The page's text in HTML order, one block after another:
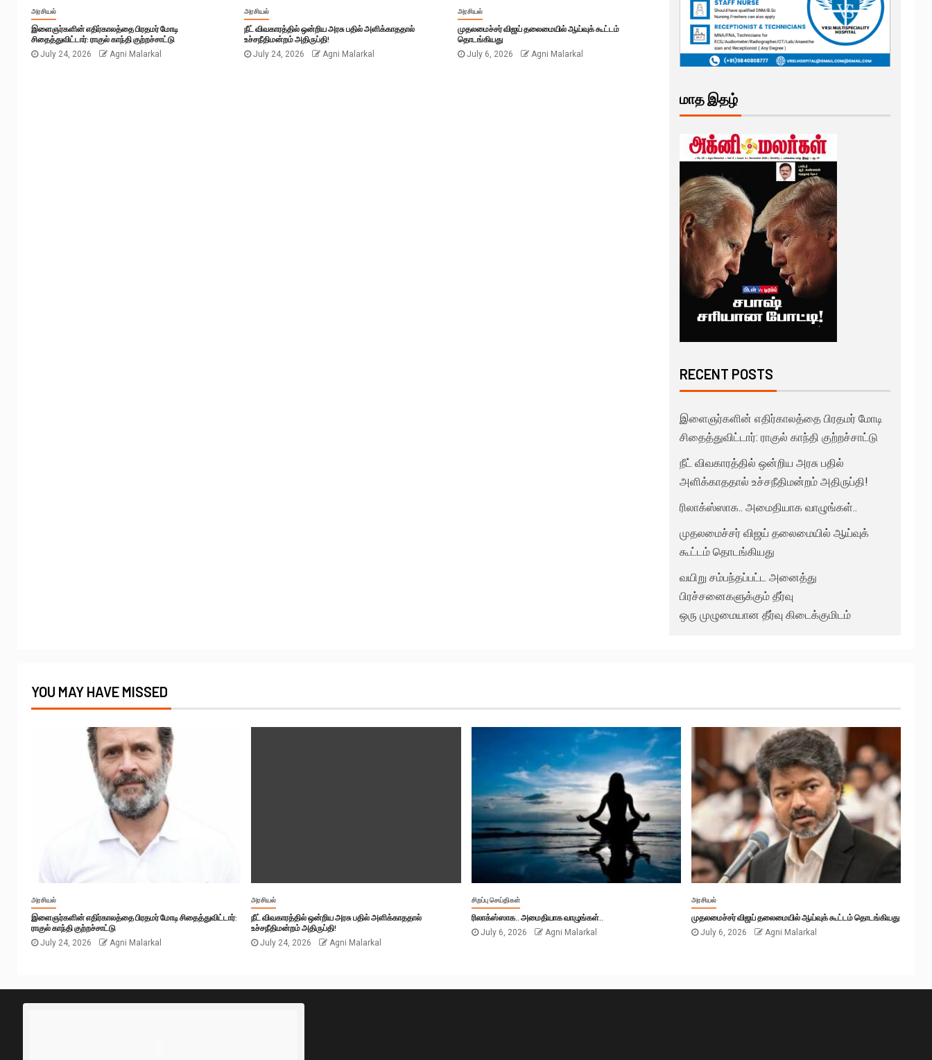
அரசியல்
இளைஞர்களின் எதிர்காலத்தை பிரதமர் மோடி
சிதைத்துவிட்டார்: ராகுல் காந்தி குற்றச்சாட்டு
July 24, 2026
Agni Malarkal
அரசியல்
நீட் விவகாரத்தில் ஒன்றிய அரசு பதில் அளிக்காததால்
உச்சநீதிமன்றம் அதிருப்தி!
July 24, 2026
Agni Malarkal
அரசியல்
முதலமைச்சர் விஜய் தலைமையில் ஆய்வுக் கூட்டம்
தொடங்கியது
July 6, 2026
Agni Malarkal
மாத இதழ்
RECENT POSTS
இளைஞர்களின் எதிர்காலத்தை பிரதமர் மோடி
சிதைத்துவிட்டார்: ராகுல் காந்தி குற்றச்சாட்டு
நீட் விவகாரத்தில் ஒன்றிய அரசு பதில்
அளிக்காததால் உச்சநீதிமன்றம் அதிருப்தி!
ரிலாக்ஸ்ஸாக.. அமைதியாக வாழுங்கள்..
முதலமைச்சர் விஜய் தலைமையில் ஆய்வுக்
கூட்டம் தொடங்கியது
வயிறு சம்பந்தப்பட்ட அனைத்து
பிரச்சனைகளுக்கும் தீர்வு
ஒரு முழுமையான தீர்வு கிடைக்குமிடம்
YOU MAY HAVE MISSED
அரசியல்
இளைஞர்களின் எதிர்காலத்தை பிரதமர் மோடி சிதைத்துவிட்டார்:
ராகுல் காந்தி குற்றச்சாட்டு
July 24, 2026
Agni Malarkal
அரசியல்
நீட் விவகாரத்தில் ஒன்றிய அரசு பதில் அளிக்காததால்
உச்சநீதிமன்றம் அதிருப்தி!
July 24, 2026
Agni Malarkal
சிறப்பு செய்திகள்
ரிலாக்ஸ்ஸாக.. அமைதியாக வாழுங்கள்..
July 6, 2026
Agni Malarkal
அரசியல்
முதலமைச்சர் விஜய் தலைமையில் ஆய்வுக் கூட்டம் தொடங்கியது
July 6, 2026
Agni Malarkal